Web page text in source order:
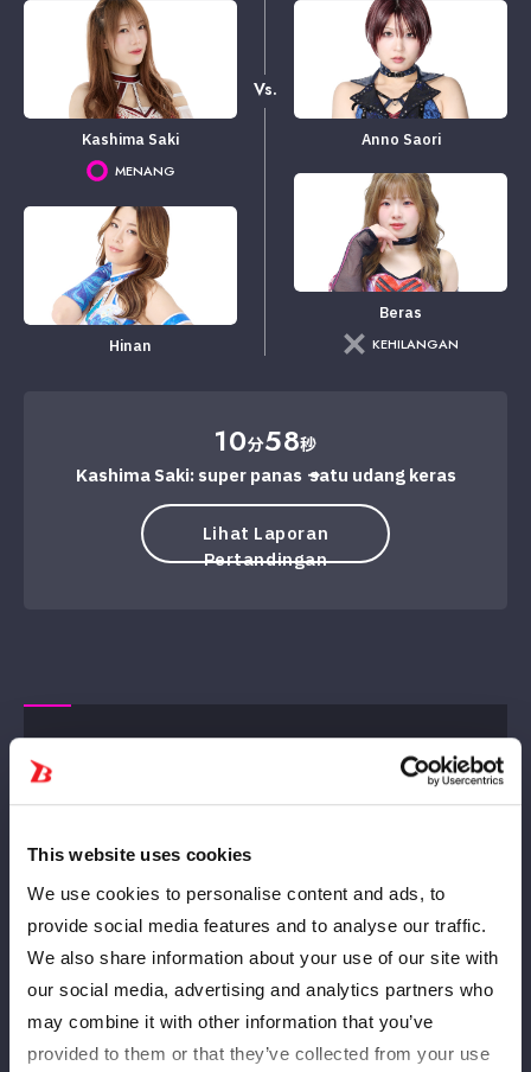
This website uses cookies
We use cookies to personalise content and ads, to
provide social media features and to analyse our traffic.
We also share information about your use of our site with
our social media, advertising and analytics partners who
may combine it with other information that you’ve
provided to them or that they’ve collected from your use
Kashima Saki
MENANG
Hinan
Vs.
Anno Saori
Beras
KEHILANGAN
10分58秒
Kashima Saki: super panas → satu udang keras
Lihat Laporan
Pertandingan
Pencocokan tag 6-orang
Suzuki Suzu koncah
MENANG